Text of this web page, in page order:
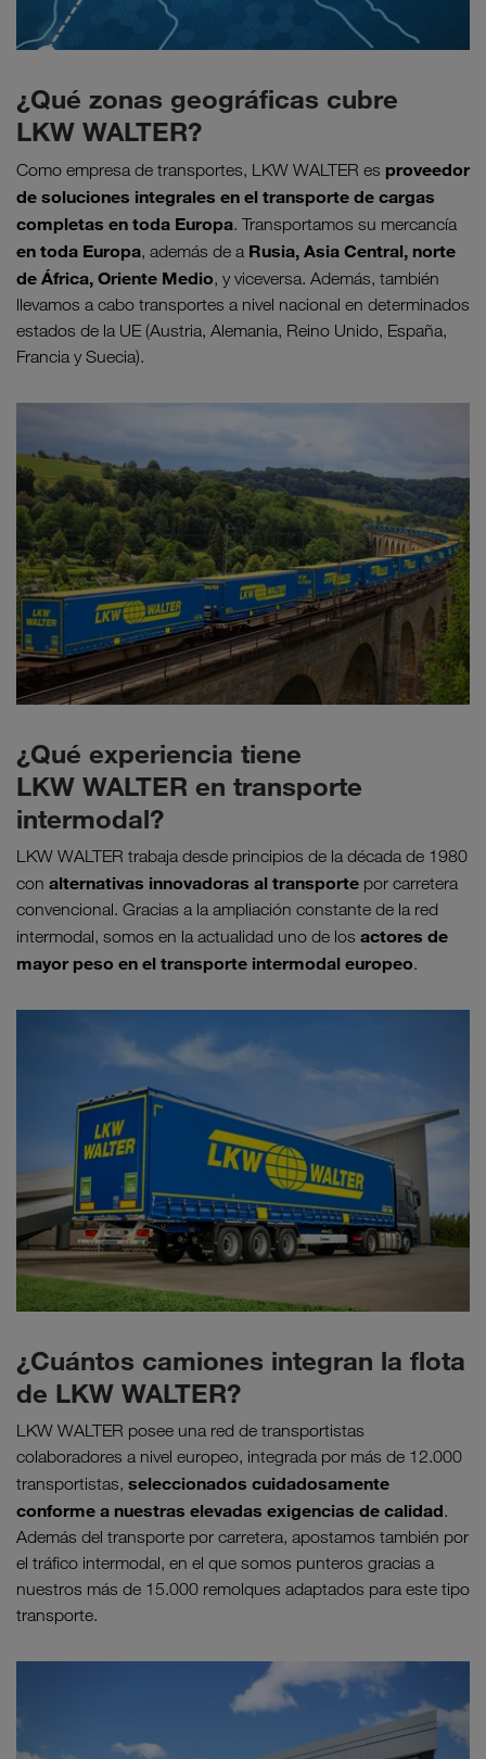
¿Qué zonas geográficas cubre
LKW WALTER?
Como empresa de transportes, LKW WALTER es proveedor
de soluciones integrales en el transporte de cargas
completas en toda Europa. Transportamos su mercancía
en toda Europa, además de a Rusia, Asia Central, norte
de África, Oriente Medio, y viceversa. Además, también
llevamos a cabo transportes a nivel nacional en determinados
estados de la UE (Austria, Alemania, Reino Unido, España,
Francia y Suecia).
¿Qué experiencia tiene
LKW WALTER en transporte
intermodal?
LKW WALTER trabaja desde principios de la década de 1980
con alternativas innovadoras al transporte por carretera
convencional. Gracias a la ampliación constante de la red
intermodal, somos en la actualidad uno de los actores de
mayor peso en el transporte intermodal europeo.
¿Cuántos camiones integran la flota
de LKW WALTER?
LKW WALTER posee una red de transportistas
colaboradores a nivel europeo, integrada por más de 12.000
transportistas, seleccionados cuidadosamente
conforme a nuestras elevadas exigencias de calidad.
Además del transporte por carretera, apostamos también por
el tráfico intermodal, en el que somos punteros gracias a
nuestros más de 15.000 remolques adaptados para este tipo
transporte.